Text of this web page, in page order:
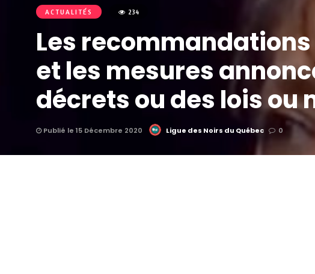
ACTUALITÉS 234
Les
et les mesures
décrets ou des lois ou
Publié le 15 Décembre 2020 Ligue des Noirs du Québec 0